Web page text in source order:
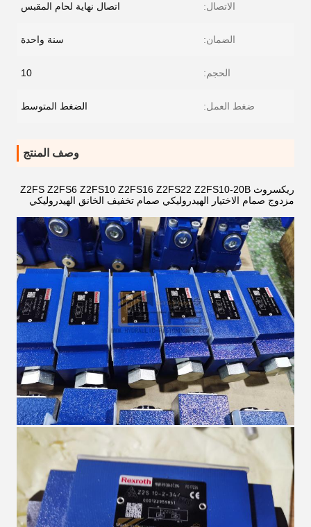
الاتصال: اتصال نهاية لحام المقبس
الضمان: سنة واحدة
الحجم: 10
ضغط العمل: الضغط المتوسط
وصف المنتج
ريكسروث Z2FS Z2FS6 Z2FS10 Z2FS16 Z2FS22 Z2FS10-20B
مزدوج صمام الاختيار الهيدروليكي صمام تخفيف الخانق الهيدروليكي